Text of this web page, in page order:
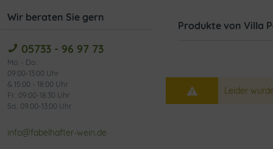
Wir beraten Sie gern
05733 - 96 97 73
Mo. - Do.:
09:00-13:00 Uhr
& 15:00 - 18:00 Uhr
Fr.: 09:00-18:30 Uhr
Sa.: 09:00-13:00 Uhr
info@fabelhafter-wein.de
Produkte von Villa
Leider